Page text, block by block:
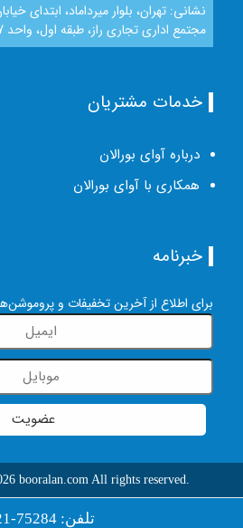
نشانی: تهران، بلوار میرداماد، ابتدای
مجتمع اداری تجاری راز، طبقه اول، واحد 7
خدمات مشتریان
درباره آوای بورالان
همکاری با آوای بورالان
خبرنامه
برای اطلاع از آخرین تخفیفات و
عضویت
booralan.com All rights reserved.
تلفن: 75284-021